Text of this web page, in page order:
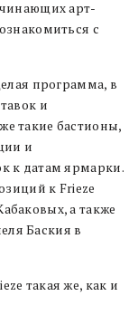
арт-
с
программа, в
и
такие бастионы,
и
к датам ярмарки.
к Frieze
а также
Баския в
такая же, как и